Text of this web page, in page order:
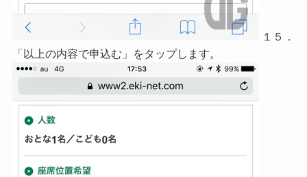
１５．
「以上の内容で申込む」をタップします。